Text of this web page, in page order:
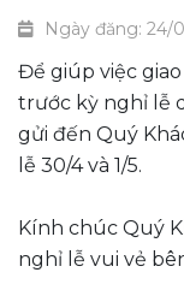
Ngày đăng: 24/
Để giúp việc
trước kỳ nghỉ lễ
gửi đến Quý
lễ 30/4 và 1/5.
Kính chúc Quý
nghỉ lễ vui vẻ